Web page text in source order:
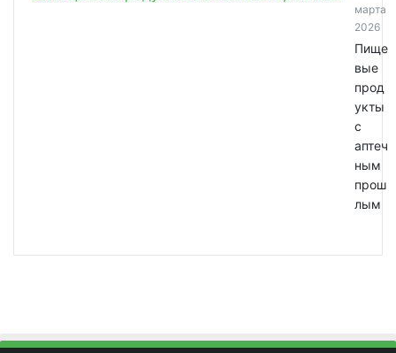
марта
2026
Пище
вые
прод
укты
с
аптеч
ным
прош
лым